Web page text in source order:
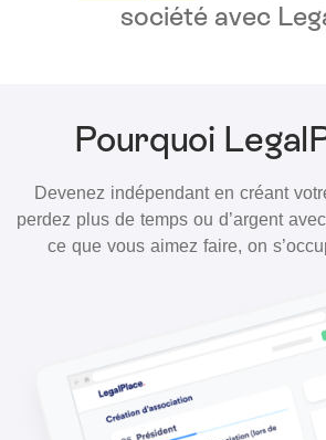
société avec
Pourquoi
Devenez indépendant en créant
perdez plus de temps ou d’argent
ce que vous aimez faire, on